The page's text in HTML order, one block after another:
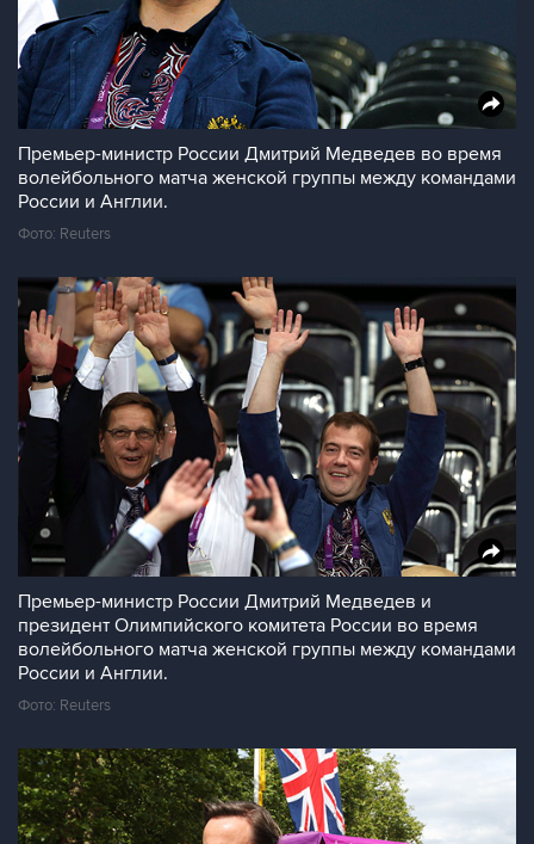
Премьер-министр России Дмитрий Медведев во время
волейбольного матча женской группы между командами
России и Англии.
Фото: Reuters
Премьер-министр России Дмитрий Медведев и
президент Олимпийского комитета России во время
волейбольного матча женской группы между командами
России и Англии.
Фото: Reuters